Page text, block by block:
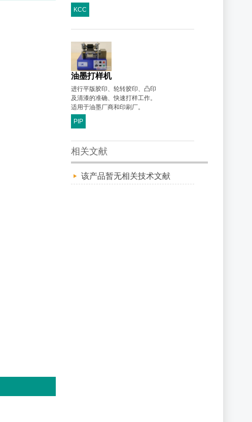
KCC
油墨打样机
进行平版胶印、轮转胶印、凸印
及清漆的准确、快速打样工作。
适用于油墨厂商和印刷厂。
PIP
相关文献
该产品暂无相关技术文献